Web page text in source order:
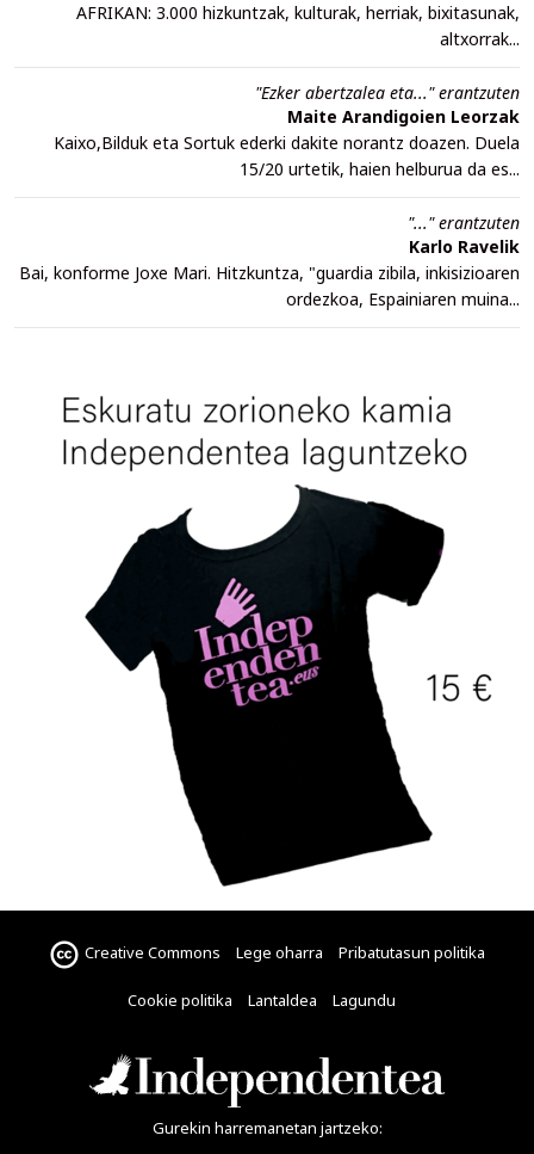
AFRIKAN: 3.000 hizkuntzak, kulturak, herriak, bixitasunak,
altxorrak...
"Ezker abertzalea eta..." erantzuten
Maite Arandigoien Leorzak
Kaixo,Bilduk eta Sortuk ederki dakite norantz doazen. Duela
15/20 urtetik, haien helburua da es...
"..." erantzuten
Karlo Ravelik
Bai, konforme Joxe Mari. Hitzkuntza, "guardia zibila, inkisizioaren
ordezkoa, Espainiaren muina...
Creative Commons Lege oharra Pribatutasun politika
Cookie politika Lantaldea Lagundu
Gurekin harremanetan jartzeko: